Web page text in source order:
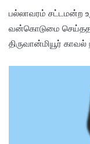
பல்லாவரம் சட்டமன்ற
வன்கொடுமை
திருவான்மியூர்